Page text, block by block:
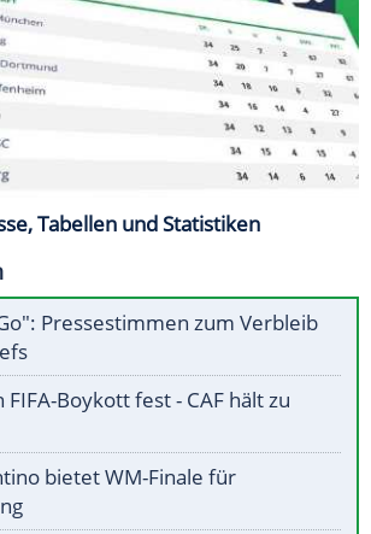
Tabellen und Statistiken
Pressestimmen zum Verbleib
FIFA-Boykott fest - CAF hält zu
bietet WM-Finale für